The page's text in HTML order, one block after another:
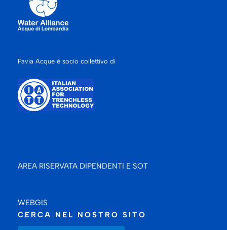
Pavia Acque è socio collettivo di
AREA RISERVATA DIPENDENTI E SOT
WEBGIS
CERCA NEL NOSTRO SITO